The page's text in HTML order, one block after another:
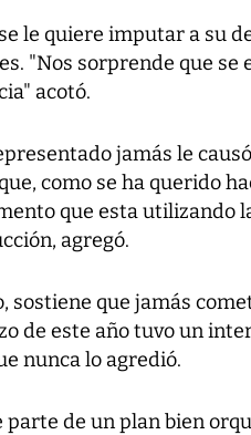
le quiere imputar a su
"Nos sorprende que se
acotó.
jamás le
como se ha querido
que esta utilizando
agregó.
sostiene que jamás
de este año tuvo un
nunca lo agredió.
parte de un plan bien